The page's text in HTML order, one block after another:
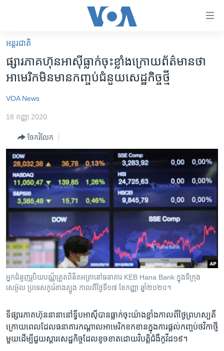
គេហទំព័រ​
ទាក់ទង
រំលង​
និង​
ទំព័រ​
ម្តង
រំលង​
ចូល​
ទំព័រ​
សម្ព័ន្ធ​
រំលង​
និង​
ទៅ​
ទំព័រ​
ស្វែង​
អន្តរជាតិ
ហេឡូវីអូអេ
កម្ពុជាច្នៃប្រតិដ្ឋ
ព្រឹត្តិការណ៍ព័ត៌មាន
ទូរទស្សន៍ / វីដេអូ​
វិទ្យុ / ផតខាសថ៍
កម្មវិធីទាំងអស់
Khmer English
បណ្តាញ​សង្គម
ភាសា
អន្តរជាតិ
ផ្សារ​ភាគហ៊ុន​អាស៊ី​ធ្លាក់​ចុះ​ខ្លាំង​ក្រោយ​​ព័ត៌មាន​​ថា​
អាមេរិក​មិន​​​មាន​កញ្ចប់​ជំនួយ​សេដ្ឋកិច្ច​ថ្មី​
VOA News
18 កញ្ញា 2020
ចែករំលែក
អ្នក​ជំនួញ​រូបិយបណ្ណ័ត្រួត​ពិនិតអត្រា​នៅ​ធនាគារ KEB Hana Bank ក្នុង​ទីក្រុង​
សេអ៊ូល ប្រទេស​កូរ៉េខាងត្បូង កាលពីថ្ងៃទី១៧ ខែកញ្ញា ឆ្នាំ២០២០។
ទីផ្សារភាគហ៊ុន​នានា​នៅ​ទ្វីប​អាស៊ី​បាន​ធ្លាក់​ចុះ​យ៉ាង​ខ្លាំងកាល​ពី​ថ្ងៃ​ព្រហស្បតិ៍
ក្រោយ​ពេល​ដែល​ធនាគារ​កណ្ដាល​អាមេរិក​ខកខាន​ក្នុង​ការ​ផ្ដល់កញ្ចប់​ថវិកា​ថ្មី
មួយ​ដើម្បីជួយ​ស្តារ​សេដ្ឋកិច្ច​ដែល​ខូចខាត​ដោយ​វិបត្តិជំងឺកូវីដ​១៩។​